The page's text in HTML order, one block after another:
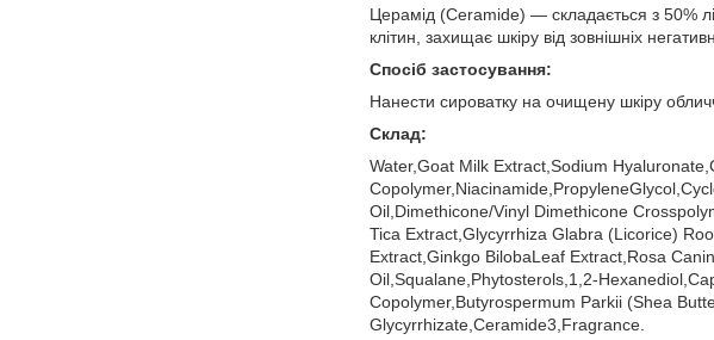
Церамід (Ceramide) — складається з 50%
клітин, захищає шкіру від зовнішніх
Спосіб застосування:
Нанести сироватку на очищену шкіру
Склад:
Water,Goat Milk Extract,Sodium
Oil,Dimethicone/Vinyl Dimethicone
Tica Extract,Glycyrrhiza Glabra (Licorice)
Extract,Ginkgo BilobaLeaf Extract,Rosa
Oil,Squalane,Phytosterols,1,2-
Copolymer,Butyrospermum Parkii (Shea
Glycyrrhizate,Ceramide3,Fragrance.